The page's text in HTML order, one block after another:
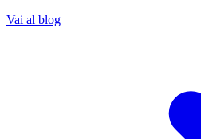
Vai al blog